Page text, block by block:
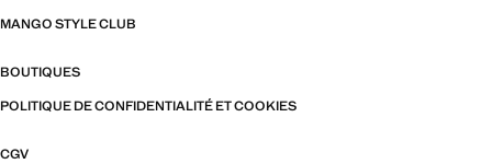
MANGO STYLE CLUB
BOUTIQUES
POLITIQUE DE CONFIDENTIALITÉ ET COOKIES
CGV